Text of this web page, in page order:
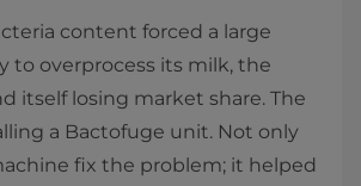
content forced a large
to overprocess its milk, the
itself losing market share. The
a Bactofuge unit. Not only
fix the problem; it helped